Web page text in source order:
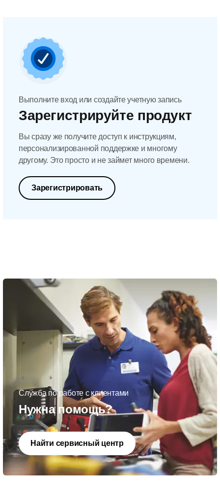
Выполните вход или создайте учетную запись
Зарегистрируйте продукт
Вы сразу же получите доступ к инструкциям,
персонализированной поддержке и многому
другому. Это просто и не займет много времени.
Зарегистрировать
Служба по работе с клиентами
Нужна помощь?
Найти сервисный центр